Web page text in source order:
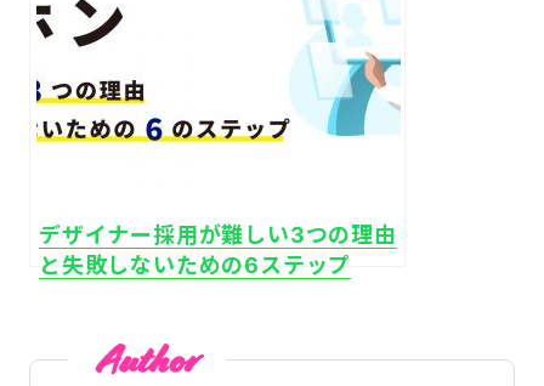
デザイナー採用が難しい3つの理由
と失敗しないための6ステップ
Author